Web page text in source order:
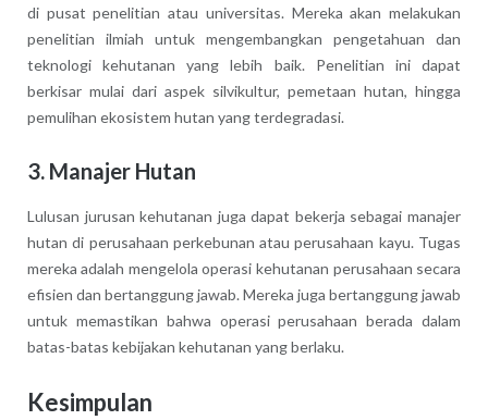
di pusat penelitian atau universitas. Mereka akan melakukan
penelitian ilmiah untuk mengembangkan pengetahuan dan
teknologi kehutanan yang lebih baik. Penelitian ini dapat
berkisar mulai dari aspek silvikultur, pemetaan hutan, hingga
pemulihan ekosistem hutan yang terdegradasi.
3. Manajer Hutan
Lulusan jurusan kehutanan juga dapat bekerja sebagai manajer
hutan di perusahaan perkebunan atau perusahaan kayu. Tugas
mereka adalah mengelola operasi kehutanan perusahaan secara
efisien dan bertanggung jawab. Mereka juga bertanggung jawab
untuk memastikan bahwa operasi perusahaan berada dalam
batas-batas kebijakan kehutanan yang berlaku.
Kesimpulan